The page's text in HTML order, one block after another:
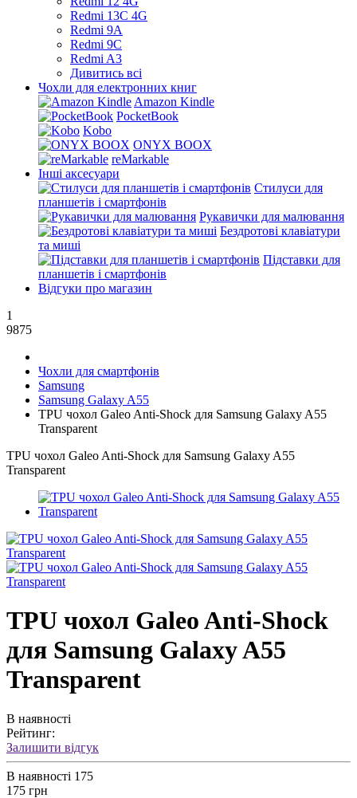
Redmi 13C 4G
Redmi 9A
Redmi 9C
Redmi A3
Дивитись всі
Чохли для електронних книг
Amazon Kindle
PocketBook
Kobo
ONYX BOOX
reMarkable
Інші аксесуари
Стилуси для
планшетів і смартфонів
Рукавички для малювання
Бездротові клавіатури
та миші
Підставки для
планшетів і смартфонів
Відгуки про магазин
1
9875
Чохли для смартфонів
Samsung
Samsung Galaxy A55
TPU чохол Galeo Anti-Shock для Samsung Galaxy A55
Transparent
TPU чохол Galeo Anti-Shock для Samsung Galaxy A55
Transparent
TPU чохол Galeo Anti-Shock
для Samsung Galaxy A55
Transparent
В наявності
Рейтинг:
Залишити відгук
В наявності 175
175 грн